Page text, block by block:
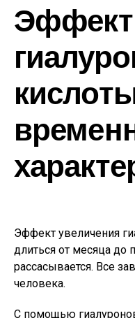
Эффект
Эффект увеличения
длиться от месяца до
рассасывается. Все
человека.
С помощью